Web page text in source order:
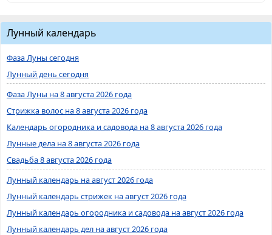
Лунный календарь
Фаза Луны сегодня
Лунный день сегодня
Фаза Луны на 8 августа 2026 года
Стрижка волос на 8 августа 2026 года
Календарь огородника и садовода на 8 августа 2026 года
Лунные дела на 8 августа 2026 года
Свадьба 8 августа 2026 года
Лунный календарь на август 2026 года
Лунный календарь стрижек на август 2026 года
Лунный календарь огородника и садовода на август 2026 года
Лунный календарь дел на август 2026 года